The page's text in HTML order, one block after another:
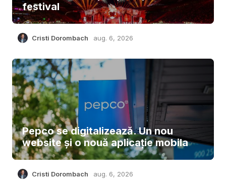
festival
Cristi Dorombach aug. 6, 2026
Pepco se digitalizează. Un nou
website și o nouă aplicație mobila
Cristi Dorombach aug. 6, 2026